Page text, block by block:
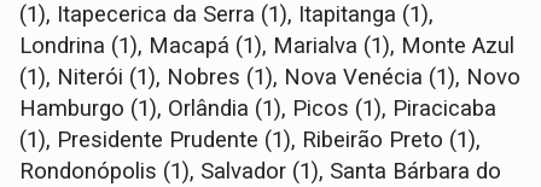
(1), Itapecerica da Serra (1), Itapitanga (1),
Londrina (1), Macapá (1), Marialva (1), Monte Azul
(1), Niterói (1), Nobres (1), Nova Venécia (1), Novo
Hamburgo (1), Orlândia (1), Picos (1), Piracicaba
(1), Presidente Prudente (1), Ribeirão Preto (1),
Rondonópolis (1), Salvador (1), Santa Bárbara do